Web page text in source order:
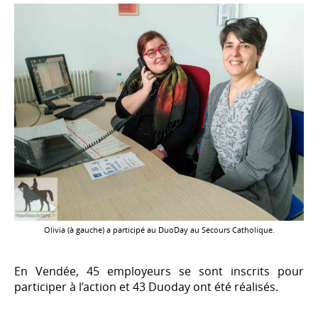
Olivia (à gauche) a participé au DuoDay au Secours Catholique.
En Vendée, 45 employeurs se sont inscrits pour
participer à l’action et 43 Duoday ont été réalisés.